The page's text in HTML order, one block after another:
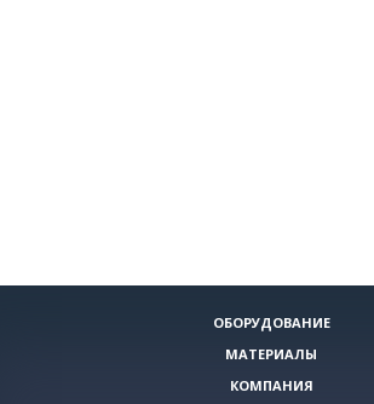
ОБОРУДОВАНИЕ
МАТЕРИАЛЫ
КОМПАНИЯ